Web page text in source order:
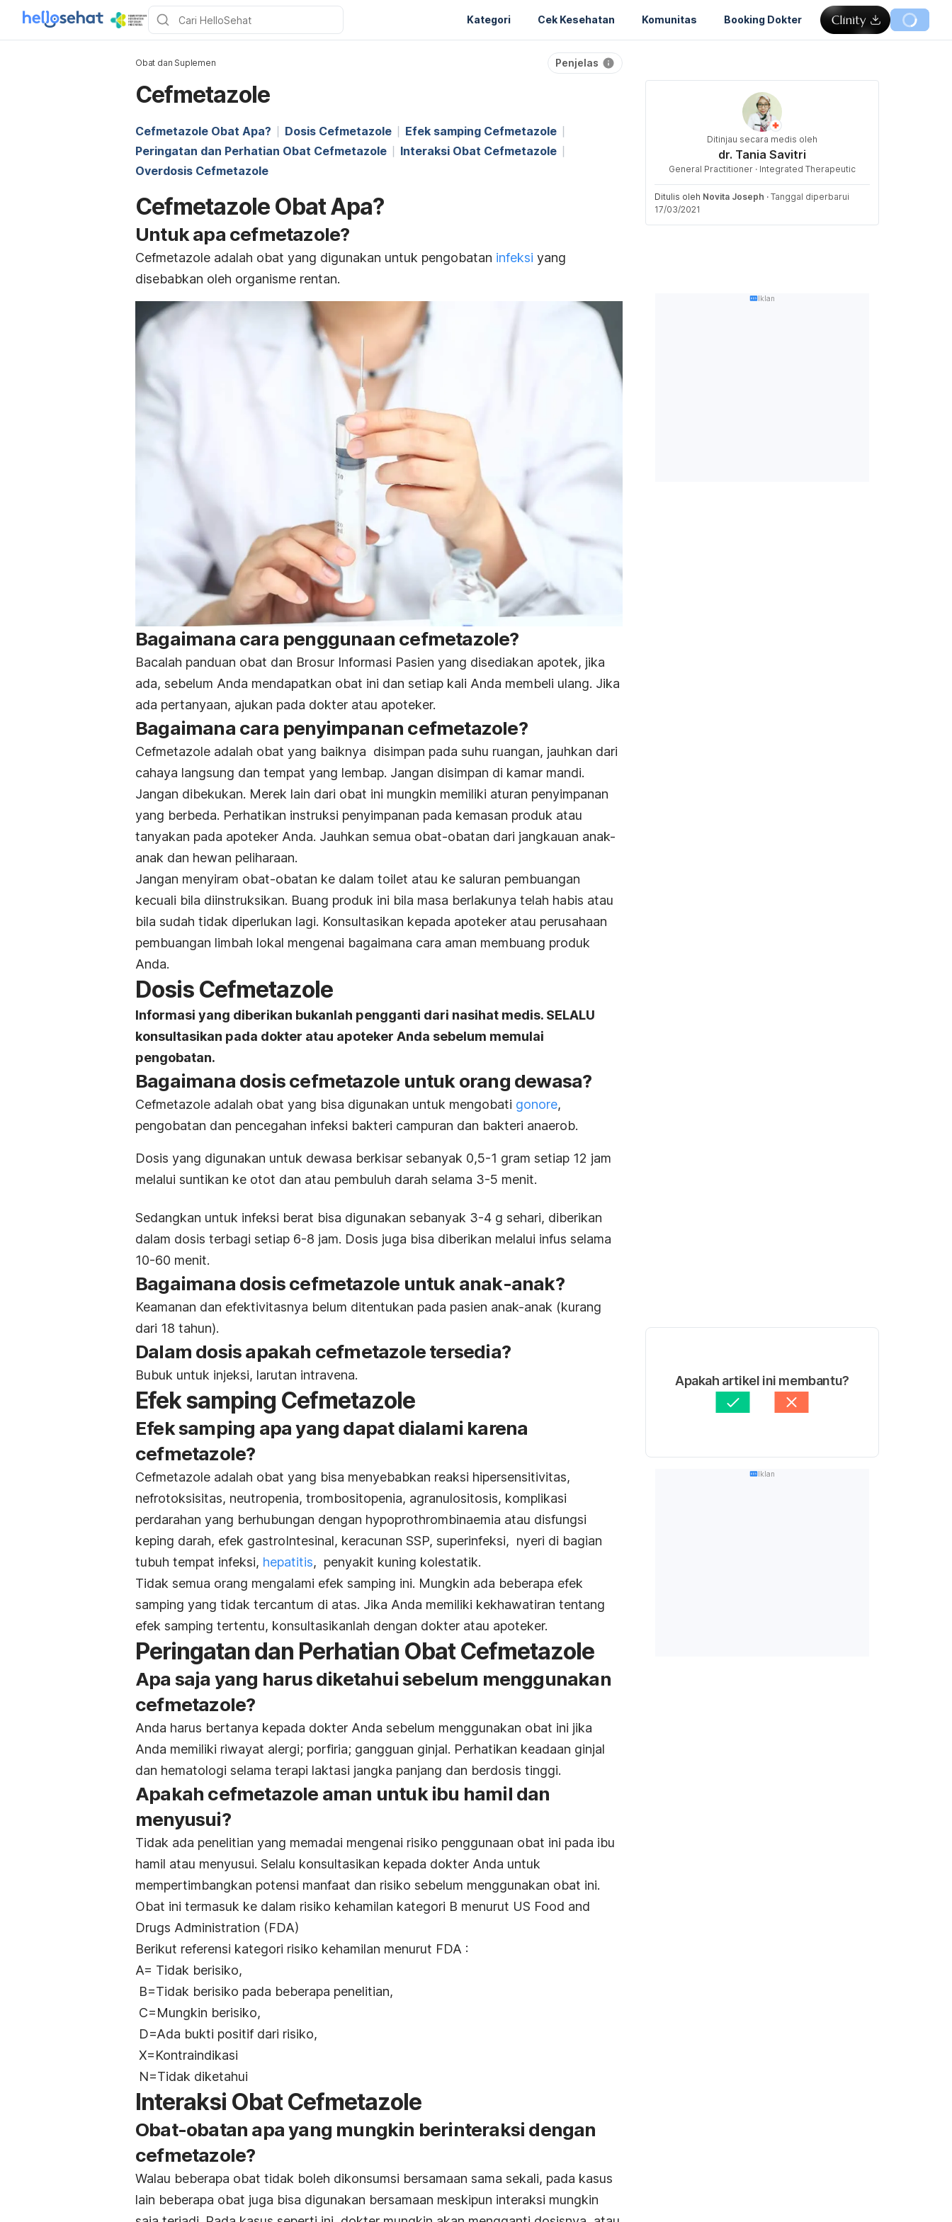
Kategori Cek Kesehatan Komunitas Booking Dokter
Obat dan Suplemen Penjelas
Cefmetazole
Cefmetazole Obat Apa? Dosis Cefmetazole
Efek samping Cefmetazole
Peringatan dan Perhatian Obat Cefmetazole
Interaksi Obat Cefmetazole
Overdosis Cefmetazole
Cefmetazole Obat Apa?
Untuk apa cefmetazole?
Cefmetazole adalah obat yang digunakan untuk pengobatan infeksi yang
disebabkan oleh organisme rentan.
Bagaimana cara penggunaan cefmetazole?
Bacalah panduan obat dan Brosur Informasi Pasien yang disediakan apotek, jika
ada, sebelum Anda mendapatkan obat ini dan setiap kali Anda membeli ulang. Jika
ada pertanyaan, ajukan pada dokter atau apoteker.
Bagaimana cara penyimpanan cefmetazole?
Cefmetazole adalah obat yang baiknya disimpan pada suhu ruangan, jauhkan dari
cahaya langsung dan tempat yang lembap. Jangan disimpan di kamar mandi.
Jangan dibekukan. Merek lain dari obat ini mungkin memiliki aturan penyimpanan
yang berbeda. Perhatikan instruksi penyimpanan pada kemasan produk atau
tanyakan pada apoteker Anda. Jauhkan semua obat-obatan dari jangkauan anak-
anak dan hewan peliharaan.
Jangan menyiram obat-obatan ke dalam toilet atau ke saluran pembuangan
kecuali bila diinstruksikan. Buang produk ini bila masa berlakunya telah habis atau
bila sudah tidak diperlukan lagi. Konsultasikan kepada apoteker atau perusahaan
pembuangan limbah lokal mengenai bagaimana cara aman membuang produk
Anda.
Dosis Cefmetazole
Informasi yang diberikan bukanlah pengganti dari nasihat medis. SELALU
konsultasikan pada dokter atau apoteker Anda sebelum memulai
pengobatan.
Bagaimana dosis cefmetazole untuk orang dewasa?
Cefmetazole adalah obat yang bisa digunakan untuk mengobati gonore,
pengobatan dan pencegahan infeksi bakteri campuran dan bakteri anaerob.
Dosis yang digunakan untuk dewasa berkisar sebanyak 0,5-1 gram setiap 12 jam
melalui suntikan ke otot dan atau pembuluh darah selama 3-5 menit.
Sedangkan untuk infeksi berat bisa digunakan sebanyak 3-4 g sehari, diberikan
dalam dosis terbagi setiap 6-8 jam. Dosis juga bisa diberikan melalui infus selama
10-60 menit.
Bagaimana dosis cefmetazole untuk anak-anak?
Keamanan dan efektivitasnya belum ditentukan pada pasien anak-anak (kurang
dari 18 tahun).
Dalam dosis apakah cefmetazole tersedia?
Bubuk untuk injeksi, larutan intravena.
Efek samping Cefmetazole
Efek samping apa yang dapat dialami karena
cefmetazole?
Cefmetazole adalah obat yang bisa menyebabkan reaksi hipersensitivitas,
nefrotoksisitas, neutropenia, trombositopenia, agranulositosis, komplikasi
perdarahan yang berhubungan dengan hypoprothrombinaemia atau disfungsi
keping darah, efek gastroIntesinal, keracunan SSP, superinfeksi, nyeri di bagian
tubuh tempat infeksi, hepatitis, penyakit kuning kolestatik.
Tidak semua orang mengalami efek samping ini. Mungkin ada beberapa efek
samping yang tidak tercantum di atas. Jika Anda memiliki kekhawatiran tentang
efek samping tertentu, konsultasikanlah dengan dokter atau apoteker.
Peringatan dan Perhatian Obat Cefmetazole
Apa saja yang harus diketahui sebelum menggunakan
cefmetazole?
Anda harus bertanya kepada dokter Anda sebelum menggunakan obat ini jika
Anda memiliki riwayat alergi; porfiria; gangguan ginjal. Perhatikan keadaan ginjal
dan hematologi selama terapi laktasi jangka panjang dan berdosis tinggi.
Apakah cefmetazole aman untuk ibu hamil dan
menyusui?
Tidak ada penelitian yang memadai mengenai risiko penggunaan obat ini pada ibu
hamil atau menyusui. Selalu konsultasikan kepada dokter Anda untuk
mempertimbangkan potensi manfaat dan risiko sebelum menggunakan obat ini.
Obat ini termasuk ke dalam risiko kehamilan kategori B menurut US Food and
Drugs Administration (FDA)
Berikut referensi kategori risiko kehamilan menurut FDA :
A= Tidak berisiko,
B=Tidak berisiko pada beberapa penelitian,
C=Mungkin berisiko,
D=Ada bukti positif dari risiko,
X=Kontraindikasi
N=Tidak diketahui
Interaksi Obat Cefmetazole
Obat-obatan apa yang mungkin berinteraksi dengan
cefmetazole?
Walau beberapa obat tidak boleh dikonsumsi bersamaan sama sekali, pada kasus
lain beberapa obat juga bisa digunakan bersamaan meskipun interaksi mungkin
Ditinjau secara medis oleh
dr. Tania Savitri
General Practitioner · Integrated Therapeutic
Ditulis oleh Novita Joseph · Tanggal diperbarui
17/03/2021
Iklan
Apakah artikel ini membantu?
Iklan